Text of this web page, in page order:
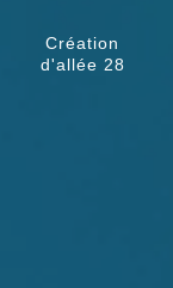
Création
d'allée 28